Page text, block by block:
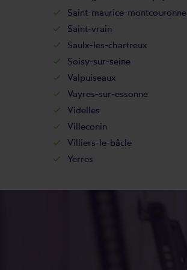
Saint-maurice-montcouronne
Saint-vrain
Saulx-les-chartreux
Soisy-sur-seine
Valpuiseaux
Vayres-sur-essonne
Videlles
Villeconin
Villiers-le-bâcle
Yerres